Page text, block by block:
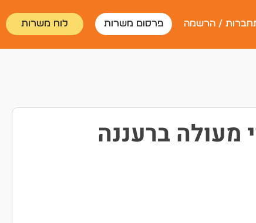
/ הרשמה פרסום משרות לוח משרות
מעולה ברעננה